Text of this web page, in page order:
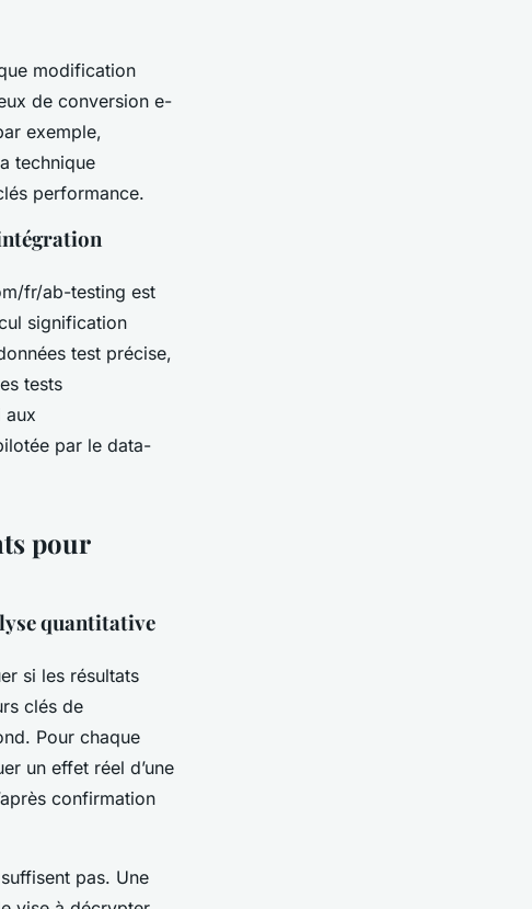
modification
de conversion e-
exemple,
technique
performance.
fr/ab-testing est
signification
test précise,
tests
aux
par le data-
pour
quantitative
si les résultats
clés de
Pour chaque
un effet réel d’une
confirmation
pas. Une